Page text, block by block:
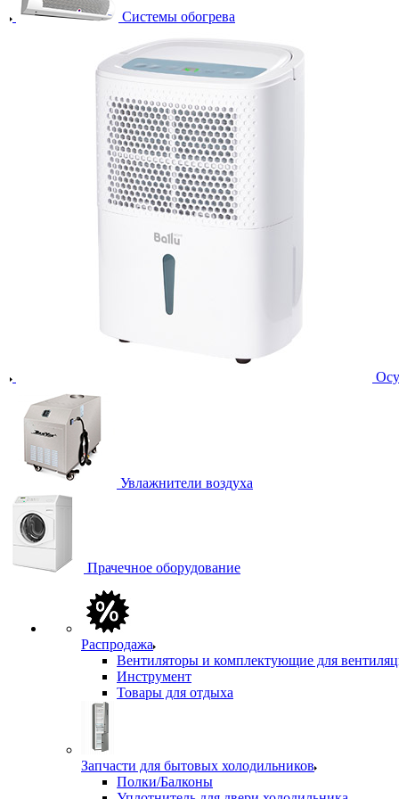
Системы обогрева
Увлажнители воздуха
Прачечное оборудование
Распродажа
Вентиляторы и комплектующие для
Инструмент
Товары для отдыха
Запчасти для бытовых холодильников
Полки/Балконы